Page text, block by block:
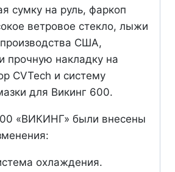
сумку на руль, фаркоп
ветровое стекло, лыжи
США,
прочную накладку на
CVTech и систему
для Викинг 600.
«ВИКИНГ» были внесены
охлаждения.